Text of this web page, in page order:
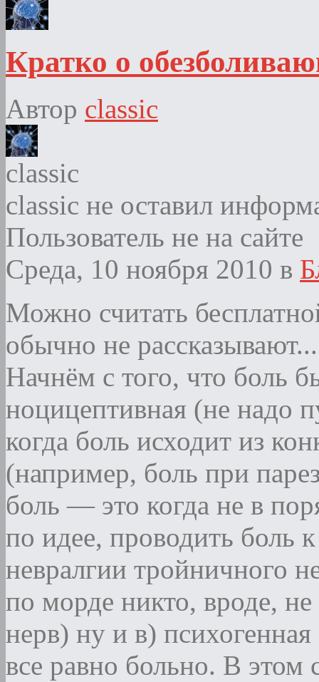
Кратко о
Автор classic
classic
classic не оставил
Пользователь не на сайте
Среда, 10 ноября 2010 в
Можно считать
обычно не рассказывают...
Начнём с того, что боль
ноцицептивная (не надо
когда боль исходит из
(например, боль при
боль — это когда не в
по идее, проводить боль
невралгии тройничного
по морде никто, вроде,
нерв) ну и в)
все равно больно. В этом